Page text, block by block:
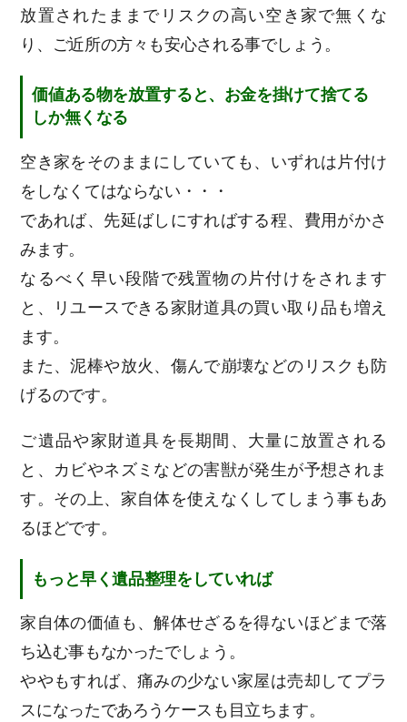
放置されたままでリスクの高い空き家で無くな
り、ご近所の方々も安心される事でしょう。
価値ある物を放置すると、お金を掛けて捨てる
しか無くなる
空き家をそのままにしていても、いずれは片付け
をしなくてはならない・・・
であれば、先延ばしにすればする程、費用がかさ
みます。
なるべく早い段階で残置物の片付けをされます
と、リユースできる家財道具の買い取り品も増え
ます。
また、泥棒や放火、傷んで崩壊などのリスクも防
げるのです。
ご遺品や家財道具を長期間、大量に放置される
と、カビやネズミなどの害獣が発生が予想されま
す。その上、家自体を使えなくしてしまう事もあ
るほどです。
もっと早く遺品整理をしていれば
家自体の価値も、解体せざるを得ないほどまで落
ち込む事もなかったでしょう。
ややもすれば、痛みの少ない家屋は売却してプラ
スになったであろうケースも目立ちます。